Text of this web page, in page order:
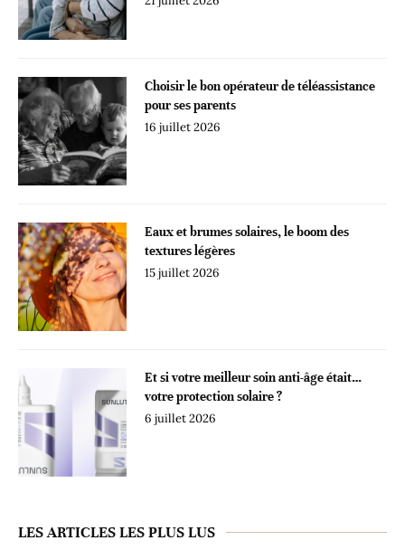
Choisir le bon opérateur de téléassistance
pour ses parents
16 juillet 2026
Eaux et brumes solaires, le boom des
textures légères
15 juillet 2026
Et si votre meilleur soin anti-âge était…
votre protection solaire ?
6 juillet 2026
LES ARTICLES LES PLUS LUS